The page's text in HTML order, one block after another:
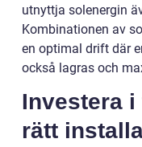
utnyttja solenergin
Kombinationen av
en optimal drift där
också lagras och
Investera
rätt